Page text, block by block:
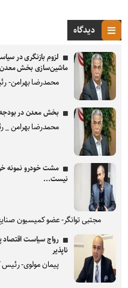
دیدگاه
لزوم بازنگری در
ماشین‌سازی بخش معدن
محمدرضا بهرامن-
بخش معدن در بودجه
محمدرضا بهرامن _
مشت خودرو نمونه
نیست...
مجتبی توانگر- عضو کمیسیون
رواج سیاست اقتصاد
ناپذیر
پیمان مولوی- رئیس